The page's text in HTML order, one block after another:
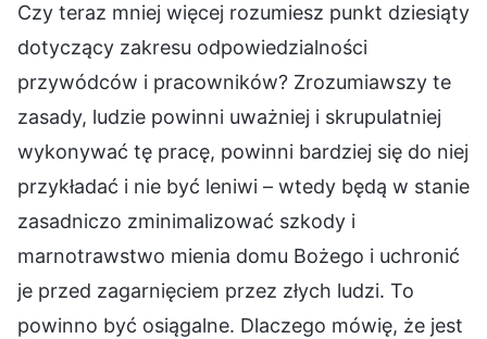
Czy teraz mniej więcej rozumiesz punkt dziesiąty
dotyczący zakresu odpowiedzialności
przywódców i pracowników? Zrozumiawszy te
zasady, ludzie powinni uważniej i skrupulatniej
wykonywać tę pracę, powinni bardziej się do niej
przykładać i nie być leniwi – wtedy będą w stanie
zasadniczo zminimalizować szkody i
marnotrawstwo mienia domu Bożego i uchronić
je przed zagarnięciem przez złych ludzi. To
powinno być osiągalne. Dlaczego mówię, że jest